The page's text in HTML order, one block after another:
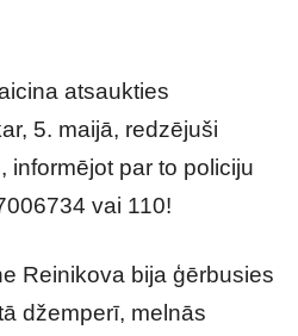
atsaukties
5. maijā, redzējuši
informējot par to policiju
vai 110!
Reinikova bija ģērbusies
džemperī, melnās